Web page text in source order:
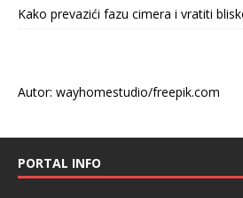
Kako prevazići fazu cimera i vratiti
Autor: wayhomestudio/freepik.com
PORTAL INFO